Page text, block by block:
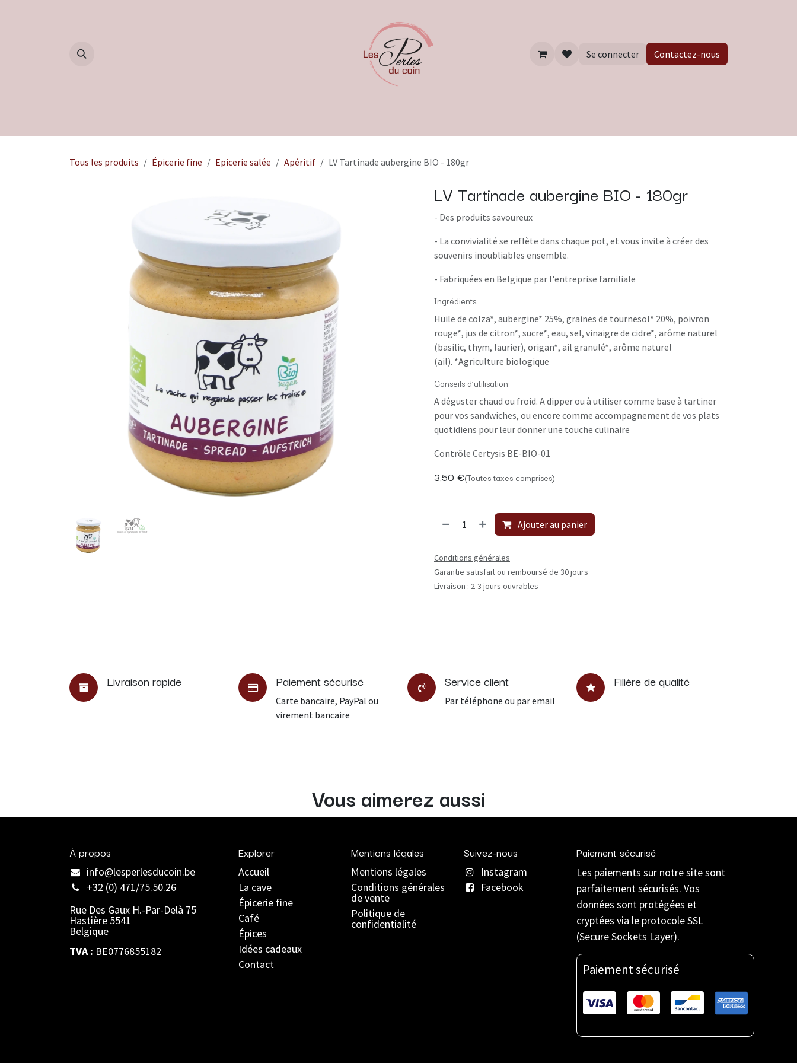
Se connecter Contactez-nous
Tous les produits Épicerie fine Epicerie salée Apéritif LV Tartinade aubergine BIO - 180gr
LV Tartinade aubergine BIO - 180gr
- Des produits savoureux
- La convivialité se reflète dans chaque pot, et vous invite à créer des
souvenirs inoubliables ensemble.
- Fabriquées en Belgique par l'entreprise familiale
Ingrédients:
Huile de colza*, aubergine* 25%, graines de tournesol* 20%, poivron
rouge*, jus de citron*, sucre*, eau, sel, vinaigre de cidre*, arôme naturel
(basilic, thym, laurier), origan*, ail granulé*, arôme naturel
(ail). *Agriculture biologique
Conseils d’utilisation:
A déguster chaud ou froid. A dipper ou à utiliser comme base à tartiner
pour vos sandwiches, ou encore comme accompagnement de vos plats
quotidiens pour leur donner une touche culinaire
Contrôle Certysis BE-BIO-01
3,50 €(Toutes taxes comprises)
Ajouter au panier
Conditions générales
Garantie satisfait ou remboursé de 30 jours
Livraison : 2-3 jours ouvrables
Livraison rapide Paiement sécurisé
Carte bancaire, PayPal ou
virement bancaire
Service client
Par téléphone ou par email
Filière de qualité
Vous aimerez aussi
À propos
info@lesperlesducoin.be​
+32 (0) 471/75.50.26
Rue Des Gaux H.-Par-Delà 75
Hastière 5541
Belgique
TVA : BE0776855182
Explorer
Accueil
La cave
Épicerie fine
Café
Épices
Idées cadeaux
Contact
Mentions légales
Mentions légales
Conditions générales
de vente
Politique de
confidentialité
Suivez-nous
Instagram
Facebook
Paiement sécurisé
Les paiements sur notre site sont
parfaitement sécurisés. Vos
données sont protégées et
cryptées via le protocole SSL
(Secure Sockets Layer).
Paiement sécurisé